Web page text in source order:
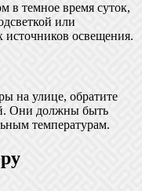
в темное время суток,
или
освещения.
на улице, обратите
Они должны быть
температурам.